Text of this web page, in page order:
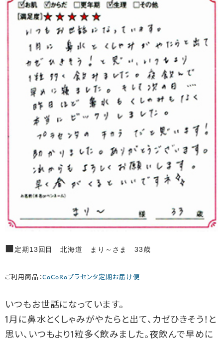
■定期13回目 北海道 まり～さま 33歳
ご利用商品：CoCoRoプラセンタ定期お届け便
いつもお世話になっています。
1月に鼻水とくしゃみがやたらと出て、カゼひきそう！と
思い、いつもより1粒多く飲みました。夜飲んで早めに